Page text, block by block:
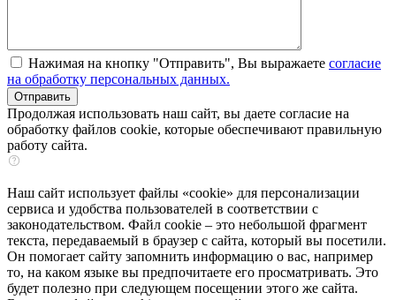
Нажимая на кнопку "Отправить", Вы выражаете согласие
на обработку персональных данных.
Продолжая использовать наш сайт, вы даете согласие на
обработку файлов cookie, которые обеспечивают правильную
работу сайта.
Наш сайт использует файлы «cookie» для персонализации
сервиса и удобства пользователей в соответствии с
законодательством. Файл cookie – это небольшой фрагмент
текста, передаваемый в браузер с сайта, который вы посетили.
Он помогает сайту запомнить информацию о вас, например
то, на каком языке вы предпочитаете его просматривать. Это
будет полезно при следующем посещении этого же сайта.